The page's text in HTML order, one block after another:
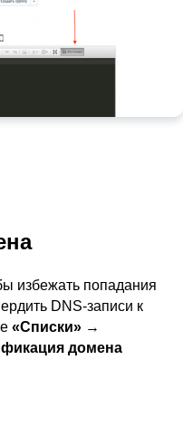
избежать попадания
DNS-записи к
«Списки» →
домена